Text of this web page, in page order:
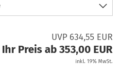
UVP 634,55 EUR
Ihr Preis ab 353,00 EUR
inkl. 19% MwSt.